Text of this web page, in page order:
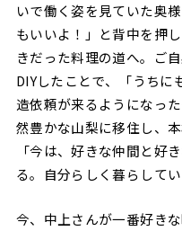
いで働く姿を見ていた奥
もいいよ！」と背中を押
きだった料理の道へ。ご
DIYしたことで、「うちに
造依頼が来るようになっ
然豊かな山梨に移住し、
「今は、好きな仲間と好
る。自分らしく暮らして
今、中上さんが一番好き